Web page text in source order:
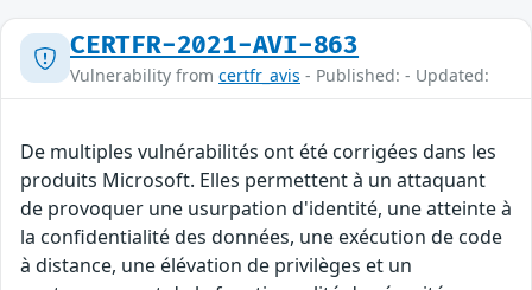
CERTFR-2021-AVI-863
Vulnerability from certfr_avis - Published: - Updated:
De multiples vulnérabilités ont été corrigées dans les
produits Microsoft. Elles permettent à un attaquant
de provoquer une usurpation d'identité, une atteinte à
la confidentialité des données, une exécution de code
à distance, une élévation de privilèges et un